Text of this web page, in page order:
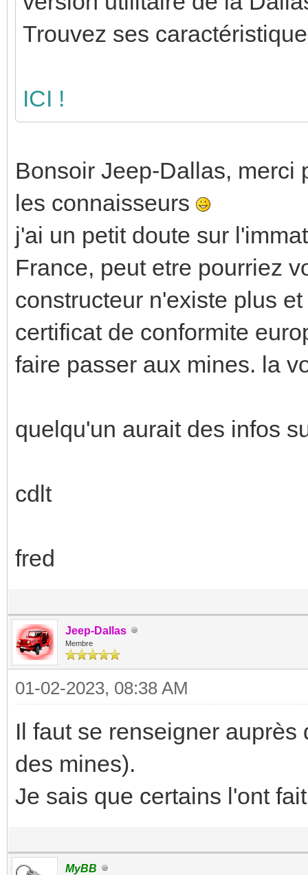
Trouvez ses
ICI !
Bonsoir Jeep-Dallas, merci
les connaisseurs
j'ai un petit doute sur
France, peut etre pourriez
constructeur n'existe plus
certificat de conformite
faire passer aux mines. la
quelqu'un aurait des infos
cdlt
fred
Jeep-Dallas
Membre
01-02-2023, 08:38 AM
Il faut se renseigner
des mines).
Je sais que certains l'ont
MyBB